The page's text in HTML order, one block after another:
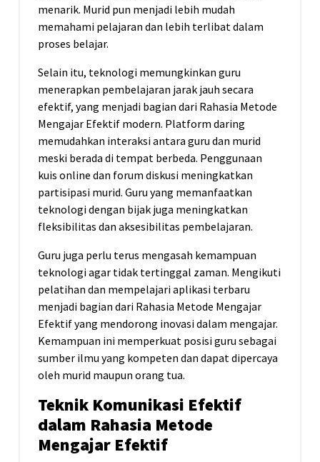
menarik. Murid pun menjadi lebih mudah
memahami pelajaran dan lebih terlibat dalam
proses belajar.
Selain itu, teknologi memungkinkan guru
menerapkan pembelajaran jarak jauh secara
efektif, yang menjadi bagian dari Rahasia Metode
Mengajar Efektif modern. Platform daring
memudahkan interaksi antara guru dan murid
meski berada di tempat berbeda. Penggunaan
kuis online dan forum diskusi meningkatkan
partisipasi murid. Guru yang memanfaatkan
teknologi dengan bijak juga meningkatkan
fleksibilitas dan aksesibilitas pembelajaran.
Guru juga perlu terus mengasah kemampuan
teknologi agar tidak tertinggal zaman. Mengikuti
pelatihan dan mempelajari aplikasi terbaru
menjadi bagian dari Rahasia Metode Mengajar
Efektif yang mendorong inovasi dalam mengajar.
Kemampuan ini memperkuat posisi guru sebagai
sumber ilmu yang kompeten dan dapat dipercaya
oleh murid maupun orang tua.
Teknik Komunikasi Efektif
dalam Rahasia Metode
Mengajar Efektif